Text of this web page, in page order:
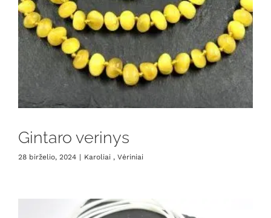
Gintaro verinys
28 birželio, 2024 | Karoliai , Vėriniai